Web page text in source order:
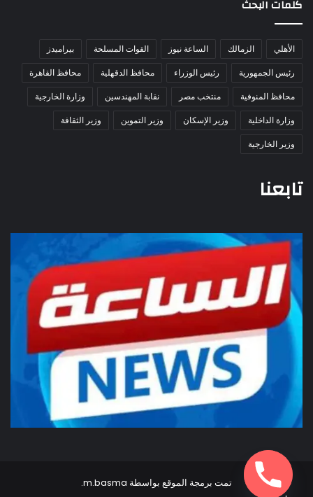
كلمات البحث
الأهلي الزمالك الساعة نيوز القوات المسلحة
بيراميدز
رئيس الجمهورية
رئيس الوزراء محافظ الدقهلية
محافظ القاهرة
محافظ المنوفية
منتخب مصر نقابة المهندسين
وزارة الخارجية
وزارة الداخلية
وزير الإسكان وزير التموين
وزير الثقافة
وزير الخارجية
تابعنا
تمت برمجة الموقع بواسطة m.basma
.